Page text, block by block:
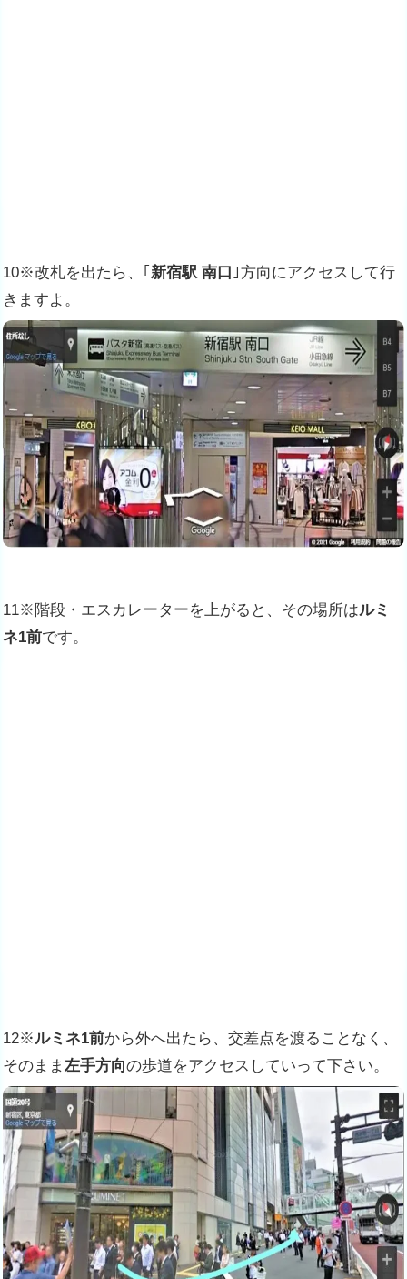
10※改札を出たら、｢ 新宿駅 南口 ｣方向にアクセスして行
きますよ。
11※階段・エスカレーターを上がると、その場所はルミ
ネ1前です。
12※ルミネ1前から外へ出たら、交差点を渡ることなく、
そのまま 左手方向の歩道をアクセスしていって下さい。